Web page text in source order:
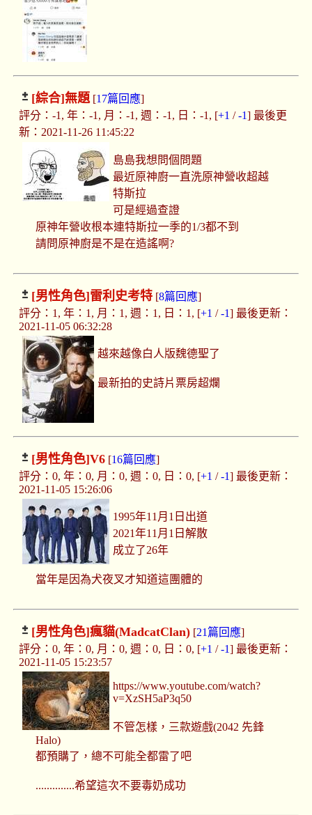
[綜合]無題[17篇回應]
評分：-1, 年：-1, 月：-1, 週：-1, 日：-1, [+1 /-1] 最後更
新：2021-11-26 11:45:22
島島我想問個問題
最近原神廚一直洗原神營收超越
特斯拉
可是經過查證
原神年營收根本連特斯拉一季的1/3都不到
請問原神廚是不是在造謠啊?
[男性角色]雷利史考特[8篇回應]
評分：1, 年：1, 月：1, 週：1, 日：1, [+1 /-1] 最後更新：
2021-11-05 06:32:28
越來越像白人版魏德聖了
最新拍的史詩片票房超爛
[男性角色]V6[16篇回應]
評分：0, 年：0, 月：0, 週：0, 日：0, [+1 /-1] 最後更新：
2021-11-05 15:26:06
1995年11月1日出道
2021年11月1日解散
成立了26年
當年是因為犬夜叉才知道這團體的
[男性角色]瘋貓(MadcatClan)[21篇回應]
評分：0, 年：0, 月：0, 週：0, 日：0, [+1 /-1] 最後更新：
2021-11-05 15:23:57
https://www.youtube.com/watch?
v=XzSH5aP3q50
不管怎樣，三款遊戲(2042 先鋒
Halo)
都預購了，總不可能全都雷了吧
..............希望這次不要毒奶成功